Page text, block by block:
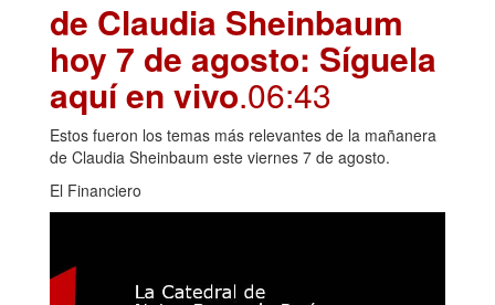
de Claudia Sheinbaum
hoy 7 de agosto: Síguela
aquí en vivo.06:43
Estos fueron los temas más relevantes de la mañanera
de Claudia Sheinbaum este viernes 7 de agosto.
El Financiero